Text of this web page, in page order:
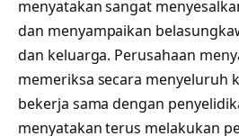
menyatakan sangat
dan menyampaikan
dan keluarga. Perusahaan
memeriksa secara menyeluruh
bekerja sama dengan
menyatakan terus melakukan